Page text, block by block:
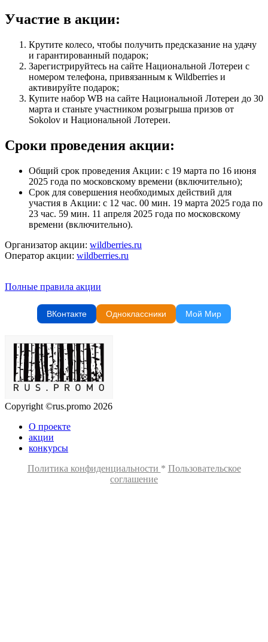
Участие в акции:
Крутите колесо, чтобы получить предсказание на удачу
и гарантированный подарок;
Зарегистрируйтесь на сайте Национальной Лотереи с
номером телефона, привязанным к Wildberries и
активируйте подарок;
Купите набор WB на сайте Национальной Лотереи до 30
марта и станьте участником розыгрыша призов от
Sokolov и Национальной Лотереи.
Сроки проведения акции:
Общий срок проведения Акции: c 19 марта по 16 июня
2025 года по московскому времени (включительно);
Срок для совершения необходимых действий для
участия в Акции: с 12 час. 00 мин. 19 марта 2025 года по
23 час. 59 мин. 11 апреля 2025 года по московскому
времени (включительно).
Организатор акции: wildberries.ru
Оператор акции: wildberries.ru
Полные правила акции
ВКонтакте Одноклассники Мой Мир
Copyright ©rus.promo 2026
О проекте
акции
конкурсы
Политика конфиденциальности * Пользовательское
соглашение